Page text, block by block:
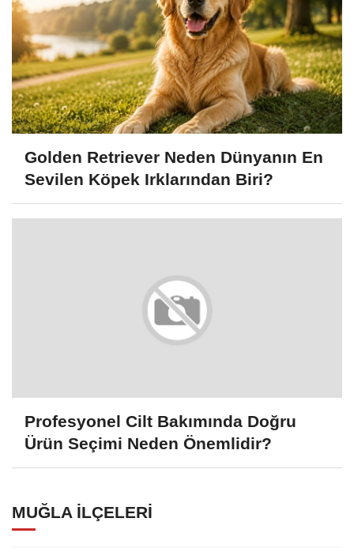
Golden Retriever Neden Dünyanın En
Sevilen Köpek Irklarından Biri?
Profesyonel Cilt Bakımında Doğru
Ürün Seçimi Neden Önemlidir?
MUĞLA İLÇELERI